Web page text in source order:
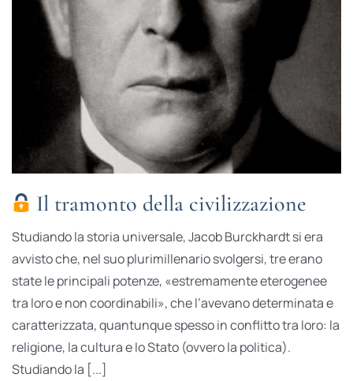
Il tramonto della civilizzazione
Studiando la storia universale, Jacob Burckhardt si era
avvisto che, nel suo plurimillenario svolgersi, tre erano
state le principali potenze, «estremamente eterogenee
tra loro e non coordinabili», che l’avevano determinata e
caratterizzata, quantunque spesso in conflitto tra loro: la
religione, la cultura e lo Stato (ovvero la politica).
Studiando la [...]